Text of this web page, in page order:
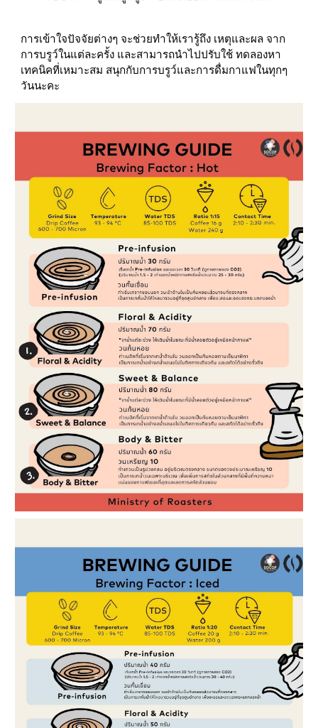
การเข้าใจปัจจัยต่างๆ จะช่วยทำให้เรารู้ถึง เหตุและผล จาก
การบรูว์ในแต่ละครั้ง และสามารถนำไปปรับใช้ ทดลองหา
เทคนิคที่เหมาะสม สนุกกับการบรูว์และการดื่มกาแฟในทุกๆ
วันนะคะ